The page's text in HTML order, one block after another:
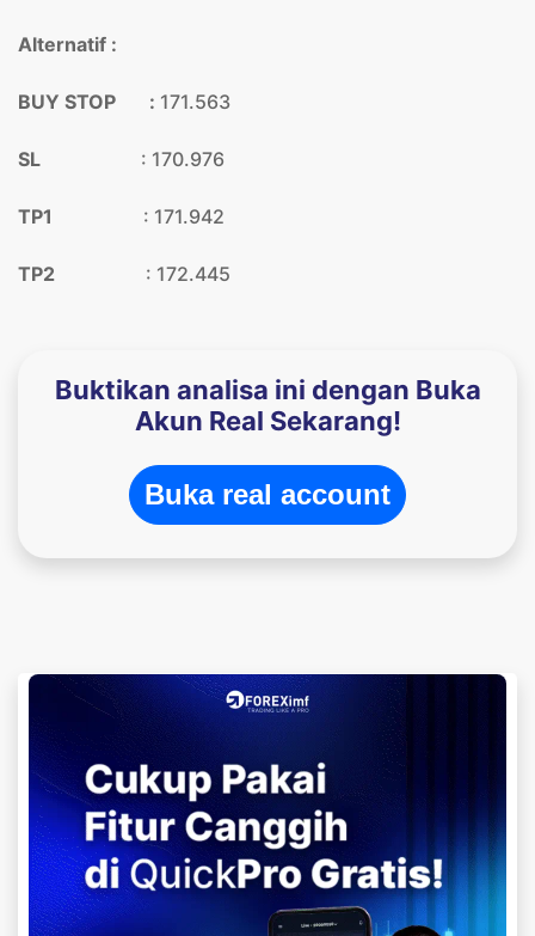
Alternatif :
BUY STOP : 171.563
SL : 170.976
TP1 : 171.942
TP2 : 172.445
Buktikan analisa ini dengan Buka
Akun Real Sekarang!
Buka real account